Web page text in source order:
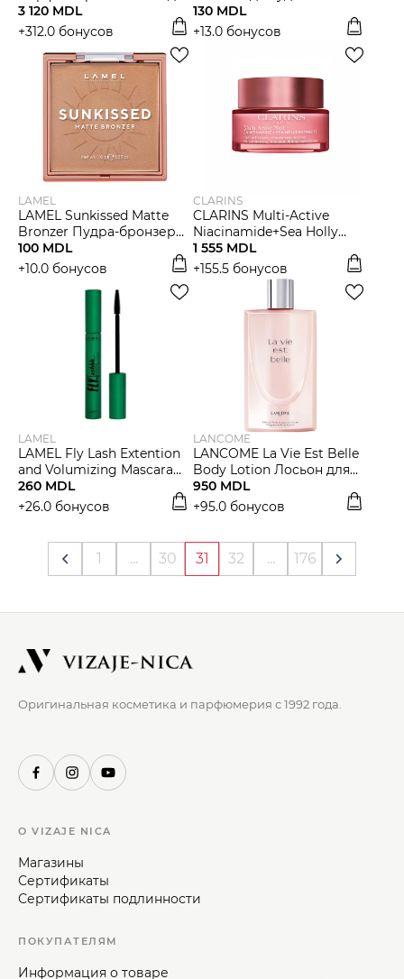
для женщин
3 120 MDL
+312.0 бонусов
кутикулы
130 MDL
+13.0 бонусов
LAMEL
LAMEL Sunkissed Matte
Bronzer Пудра-бронзер
для лица
100 MDL
+10.0 бонусов
CLARINS
CLARINS Multi-Active
Niacinamide+Sea Holly
Extract Ночной крем для
сухого кожи
1 555 MDL
+155.5 бонусов
LAMEL
LAMEL Fly Lash Extention
and Volumizing Mascara
Удлиняющая тушь для
ресниц
260 MDL
+26.0 бонусов
LANCOME
LANCOME La Vie Est Belle
Body Lotion Лосьон для
тела
950 MDL
+95.0 бонусов
1 ... 30 31 32 ... 176
Оригинальная косметика и парфюмерия с 1992 года.
О VIZAJE NICA
Магазины
Сертификаты
Сертификаты подлинности
ПОКУПАТЕЛЯМ
Информация о товаре